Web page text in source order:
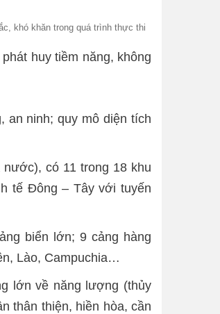
khó khăn trong quá trình thực thi
huy tiềm năng, không
an ninh; quy mô diện tích
có 11 trong 18 khu
tế Đông – Tây với tuyến
biển lớn; 9 cảng hàng
Lào, Campuchia…
lớn về năng lượng (thủy
thân thiện, hiền hòa, cần